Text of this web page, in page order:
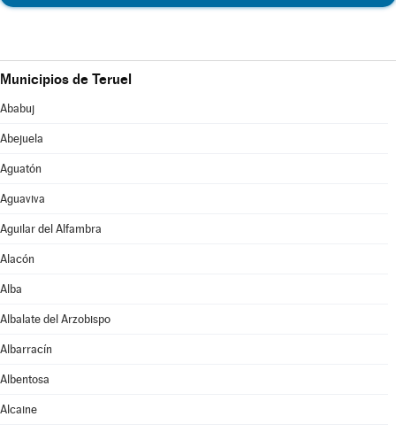
Municipios de Teruel
Ababuj
Abejuela
Aguatón
Aguaviva
Aguilar del Alfambra
Alacón
Alba
Albalate del Arzobispo
Albarracín
Albentosa
Alcaine